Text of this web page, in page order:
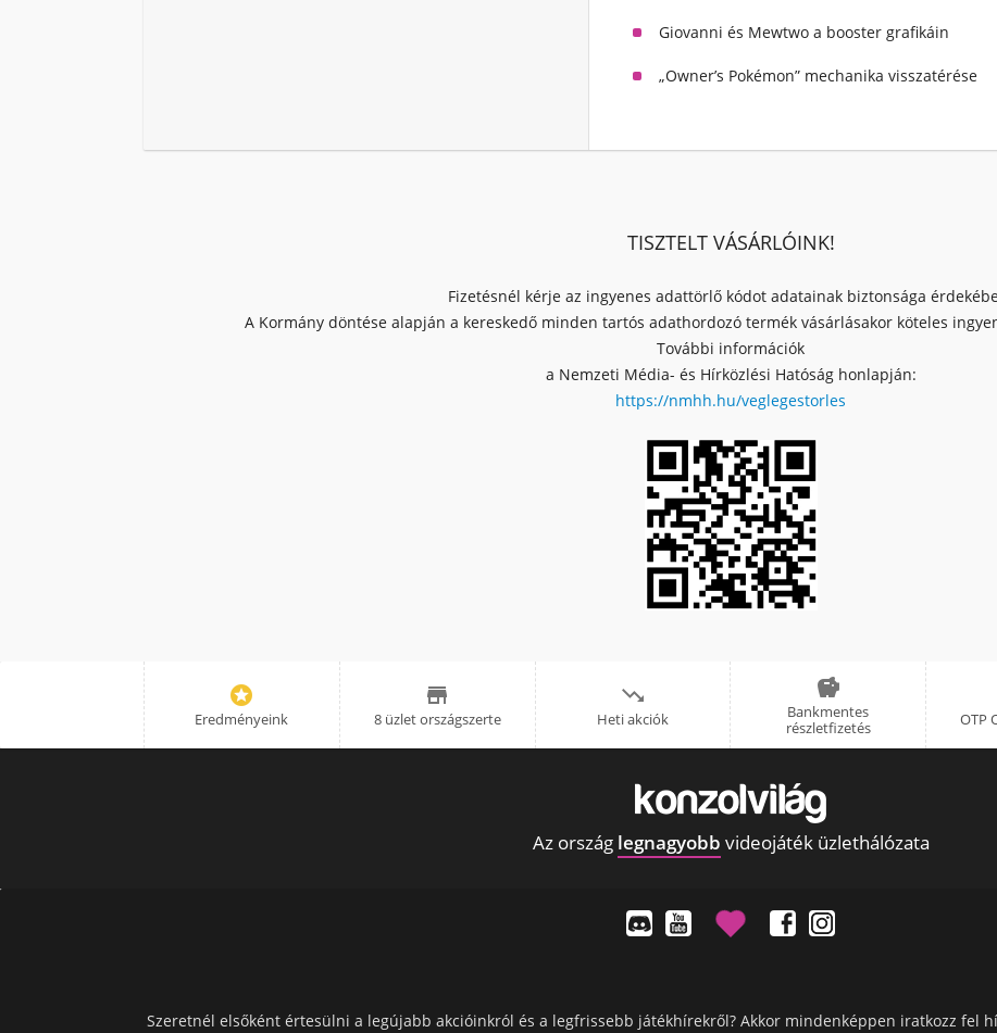
Giovanni és Mewtwo a booster grafikáin
„Owner’s Pokémon” mechanika visszatérése
TISZTELT VÁSÁRLÓINK!
Fizetésnél kérje az ingyenes adattörlő kódot adatainak biztonsága
A Kormány döntése alapján a kereskedő minden tartós adathordozó termék vásárlásakor köteles
További információk
a Nemzeti Média- és Hírközlési Hatóság honlapján:
https://nmhh.hu/veglegestorles

Eredményeink

8 üzlet országszerte

Heti akciók

Bankmentes
részletfizetés
OTP
Az ország legnagyobb videojáték üzlethálózata
Szeretnél elsőként értesülni a legújabb akcióinkról és a legfrissebb játékhírekről? Akkor mindenképpen iratkozz fel